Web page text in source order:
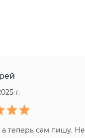
г.
теперь сам пишу. Не